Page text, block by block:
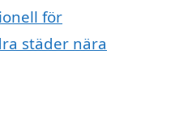
för
städer nära